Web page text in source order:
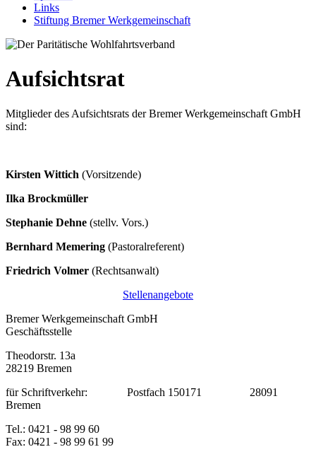
Links
Stiftung Bremer Werkgemeinschaft
Aufsichtsrat
Mitglieder des Aufsichtsrats der Bremer Werkgemeinschaft GmbH
sind:
Kirsten Wittich (Vorsitzende)
Ilka Brockmüller
Stephanie Dehne (stellv. Vors.)
Bernhard Memering (Pastoralreferent)
Friedrich Volmer (Rechtsanwalt)
Stellenangebote
Bremer Werkgemeinschaft GmbH
Geschäftsstelle
Theodorstr. 13a
28219 Bremen
für Schriftverkehr: Postfach 150171 28091
Bremen
Tel.: 0421 - 98 99 60
Fax: 0421 - 98 99 61 99